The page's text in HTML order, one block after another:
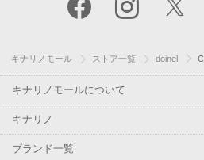
キナリノモール ストア一覧 doinel
キナリノモールについて
キナリノ
ブランド一覧